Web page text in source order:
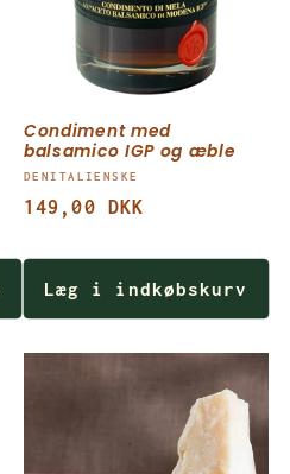
Condiment med
balsamico IGP og æble
Forhandler:
DENITALIENSKE
Normalpris
149,00 DKK
Læg i indkøbskurv